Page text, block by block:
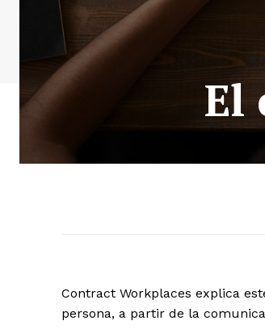
El
Contract Workplaces explica
persona, a partir de la